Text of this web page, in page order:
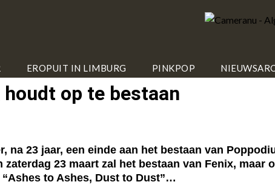
EROPUIT IN LIMBURG PINKPOP
op te bestaan
na 23 jaar, een einde aan het bestaan van
23 maart zal het bestaan van Fenix, maar
to Ashes, Dust to Dust”…